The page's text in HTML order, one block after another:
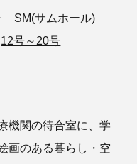
SM(サムホール)
12号～20号
機関の待合室に、学
画のある暮らし・空